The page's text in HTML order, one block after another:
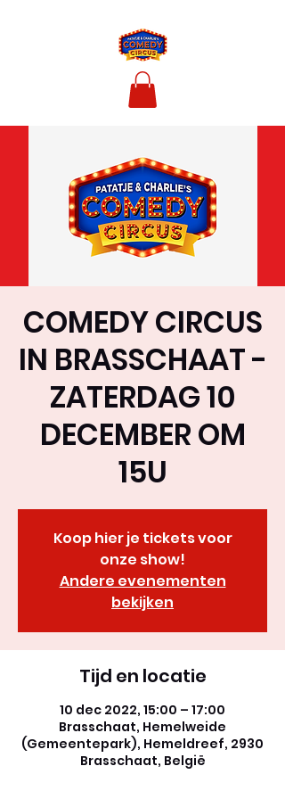
COMEDY CIRCUS
IN BRASSCHAAT -
ZATERDAG 10
DECEMBER OM
15U
Koop hier je tickets voor
onze show!
Andere evenementen
bekijken
Tijd en locatie
10 dec 2022, 15:00 – 17:00
Brasschaat, Hemelweide
(Gemeentepark), Hemeldreef, 2930
Brasschaat, België